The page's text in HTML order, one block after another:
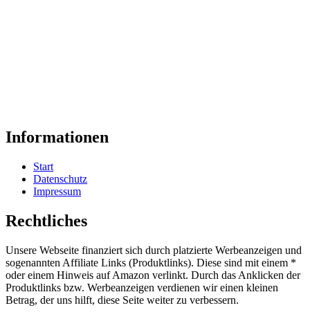
Informationen
Start
Datenschutz
Impressum
Rechtliches
Unsere Webseite finanziert sich durch platzierte Werbeanzeigen und
sogenannten Affiliate Links (Produktlinks). Diese sind mit einem *
oder einem Hinweis auf Amazon verlinkt. Durch das Anklicken der
Produktlinks bzw. Werbeanzeigen verdienen wir einen kleinen
Betrag, der uns hilft, diese Seite weiter zu verbessern.